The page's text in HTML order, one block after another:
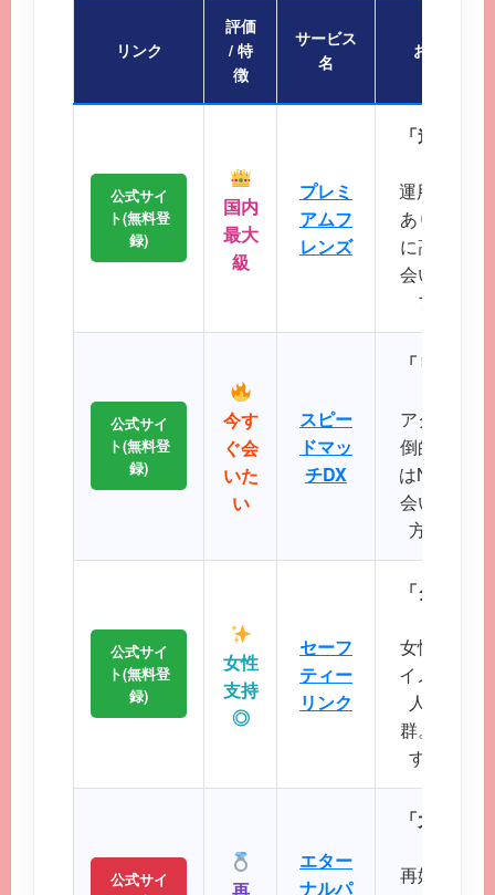
リンク
評価
/ 特
徴
サービス
名
おすすめ
公式サイ
ト(無料登
録)
国内
最大
級
プレミ
アムフ
レンズ
「迷った
運用歴20
あり、マ
に高く、
会いが期待
プクラス
公式サイ
ト(無料登
録)
今す
ぐ会
いた
い
スピー
ドマッ
チDX
「リアル
アクティ
倒的で、掲
はNo.1で
会いたい、
方に最適
公式サイ
ト(無料登
録)
女性
支持
◎
セーフ
ティー
リンク
「クリー
女性誌にも
イメージが
人サポー
群。初めて
すい操作
公式サイ
エター
ナルパ
「大人の
再婚や婚活